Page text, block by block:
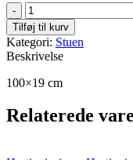
Skyline
-
By
i
silhuette
antal
Tilføj til kurv
Kategori: Stuen
Beskrivelse
100×19 cm
Relaterede